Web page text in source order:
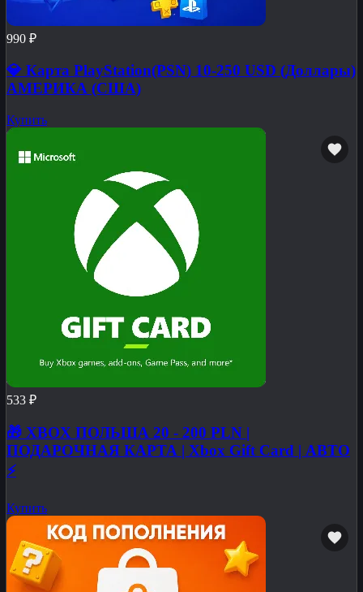
990 ₽
💎 Карта PlayStation(PSN) 10-250 USD (Доллары)
АМЕРИКА (США)
Купить
533 ₽
🎁 XBOX ПОЛЬША 20 - 200 PLN |
ПОДАРОЧНАЯ КАРТА | Xbox Gift Card | АВТО
⚡
Купить